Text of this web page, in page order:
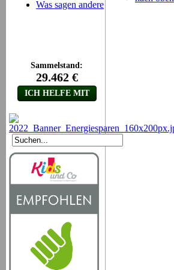
Was sagen andere